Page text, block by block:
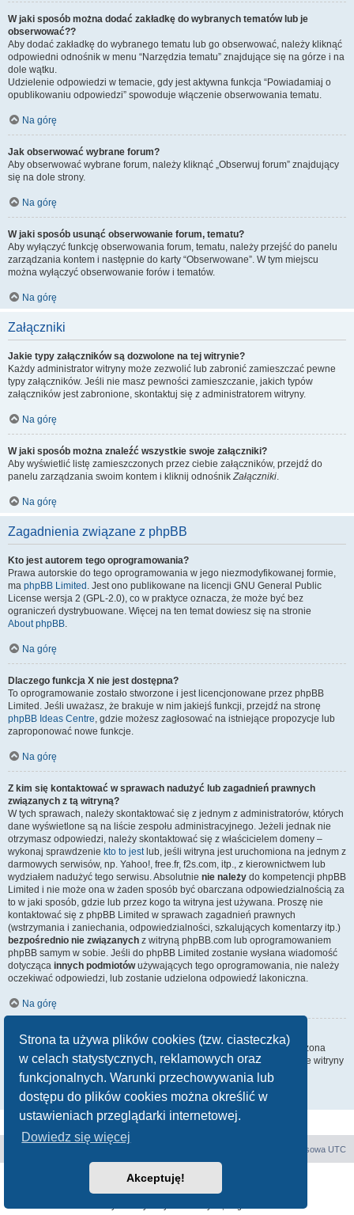
Strona ta używa plików cookies (tzw. ciasteczka)
w celach statystycznych, reklamowych oraz
funkcjonalnych. Warunki przechowywania lub
dostępu do plików cookies można określić w
ustawieniach przeglądarki internetowej.
Dowiedz się więcej
Akceptuję!
W jaki sposób można dodać zakładkę do wybranych tematów lub je
obserwować??
Aby dodać zakładkę do wybranego tematu lub go obserwować, należy kliknąć
odpowiedni odnośnik w menu “Narzędzia tematu” znajdujące się na górze i na
dole wątku.
Udzielenie odpowiedzi w temacie, gdy jest aktywna funkcja “Powiadamiaj o
opublikowaniu odpowiedzi” spowoduje włączenie obserwowania tematu.
Na górę
Jak obserwować wybrane forum?
Aby obserwować wybrane forum, należy kliknąć „Obserwuj forum” znajdujący
się na dole strony.
Na górę
W jaki sposób usunąć obserwowanie forum, tematu?
Aby wyłączyć funkcję obserwowania forum, tematu, należy przejść do panelu
zarządzania kontem i następnie do karty “Obserwowane”. W tym miejscu
można wyłączyć obserwowanie forów i tematów.
Na górę
Załączniki
Jakie typy załączników są dozwolone na tej witrynie?
Każdy administrator witryny może zezwolić lub zabronić zamieszczać pewne
typy załączników. Jeśli nie masz pewności zamieszczanie, jakich typów
załączników jest zabronione, skontaktuj się z administratorem witryny.
Na górę
W jaki sposób można znaleźć wszystkie swoje załączniki?
Aby wyświetlić listę zamieszczonych przez ciebie załączników, przejdź do
panelu zarządzania swoim kontem i kliknij odnośnikZałączniki.
Na górę
Zagadnienia związane z phpBB
Kto jest autorem tego oprogramowania?
Prawa autorskie do tego oprogramowania w jego niezmodyfikowanej formie,
ma phpBB Limited . Jest ono publikowane na licencji GNU General Public
License wersja 2 (GPL-2.0), co w praktyce oznacza, że może być bez
ograniczeń dystrybuowane. Więcej na ten temat dowiesz się na stronie
About phpBB.
Na górę
Dlaczego funkcja X nie jest dostępna?
To oprogramowanie zostało stworzone i jest licencjonowane przez phpBB
Limited. Jeśli uważasz, że brakuje w nim jakiejś funkcji, przejdź na stronę
phpBB Ideas Centre, gdzie możesz zagłosować na istniejące propozycje lub
zaproponować nowe funkcje.
Na górę
Z kim się kontaktować w sprawach nadużyć lub zagadnień prawnych
związanych z tą witryną?
W tych sprawach, należy skontaktować się z jednym z administratorów, których
dane wyświetlone są na liście zespołu administracyjnego. Jeżeli jednak nie
otrzymasz odpowiedzi, należy skontaktować się z właścicielem domeny –
wykonaj sprawdzenie kto to jestlub, jeśli witryna jest uruchomiona na jednym z
darmowych serwisów, np. Yahoo!, free.fr, f2s.com, itp., z kierownictwem lub
wydziałem nadużyć tego serwisu. Absolutnie nie należy do kompetencji phpBB
Limited i nie może ona w żaden sposób być obarczana odpowiedzialnością za
to w jaki sposób, gdzie lub przez kogo ta witryna jest używana. Proszę nie
kontaktować się z phpBB Limited w sprawach zagadnień prawnych
(wstrzymania i zaniechania, odpowiedzialności, szkalujących komentarzy itp.)
bezpośrednio nie związanych z witryną phpBB.com lub oprogramowaniem
phpBB samym w sobie. Jeśli do phpBB Limited zostanie wysłana wiadomość
dotycząca innych podmiotówużywających tego oprogramowania, nie należy
oczekiwać odpowiedzi, lub zostanie udzielona odpowiedź lakoniczna.
Na górę
Jak nawiązać kontakt z administratorem witryny?
Wszyscy użytkownicy witryny mogą używać – jeśli funkcja ta jest włączona
przez administratora witryny – formularza „Kontakt z nami”. Członkowie witryny
mogą także używać odnośnika „Zespół administracyjny”.
Na górę
Strefa czasowa UTC
Technologię dostarczaphpBB® Forum Software © phpBB Limited
Polski pakiet językowy dostarczaphpBB.pl